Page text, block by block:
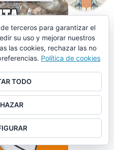
terceros para garantizar el
su uso y mejorar nuestros
las cookies, rechazar las no
Política de cookies
TODO